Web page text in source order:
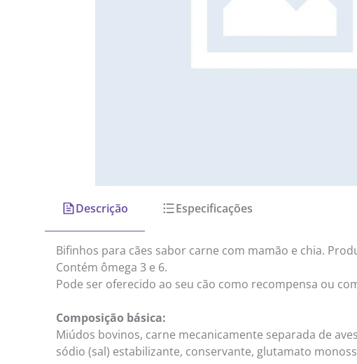
Descrição Especificações
Bifinhos para cães sabor carne com mamão e chia.
Contém ômega 3 e 6.
Pode ser oferecido ao seu cão como recompensa ou
Composição básica:
Miúdos bovinos, carne mecanicamente separada de
sódio (sal) estabilizante, conservante, glutamato